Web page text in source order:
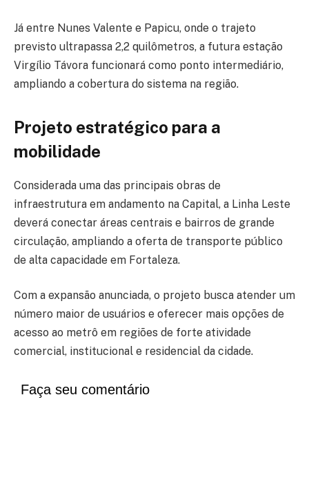
Já entre Nunes Valente e Papicu, onde o trajeto
previsto ultrapassa 2,2 quilômetros, a futura estação
Virgílio Távora funcionará como ponto intermediário,
ampliando a cobertura do sistema na região.
Projeto estratégico para a
mobilidade
Considerada uma das principais obras de
infraestrutura em andamento na Capital, a Linha Leste
deverá conectar áreas centrais e bairros de grande
circulação, ampliando a oferta de transporte público
de alta capacidade em Fortaleza.
Com a expansão anunciada, o projeto busca atender um
número maior de usuários e oferecer mais opções de
acesso ao metrô em regiões de forte atividade
comercial, institucional e residencial da cidade.
Faça seu comentário